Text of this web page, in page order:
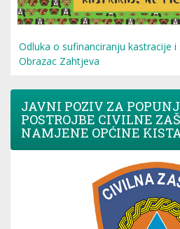
Odluka o sufinanciranju kastracije i
Obrazac Zahtjeva
JAVNI POZIV ZA
POSTROJBE CIVILNE
NAMJENE OPĆINE